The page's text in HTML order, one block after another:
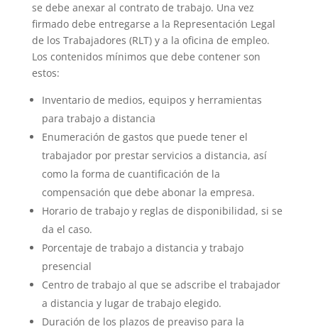
se debe anexar al contrato de trabajo. Una vez
firmado debe entregarse a la Representación Legal
de los Trabajadores (RLT) y a la oficina de empleo.
Los contenidos mínimos que debe contener son
estos:
Inventario de medios, equipos y herramientas
para trabajo a distancia
Enumeración de gastos que puede tener el
trabajador por prestar servicios a distancia, así
como la forma de cuantificación de la
compensación que debe abonar la empresa.
Horario de trabajo y reglas de disponibilidad, si se
da el caso.
Porcentaje de trabajo a distancia y trabajo
presencial
Centro de trabajo al que se adscribe el trabajador
a distancia y lugar de trabajo elegido.
Duración de los plazos de preaviso para la